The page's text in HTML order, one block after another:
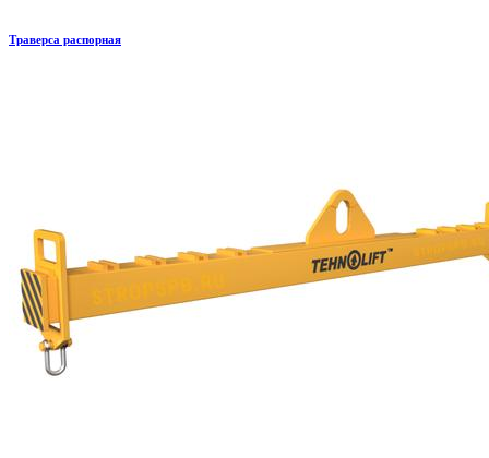
Траверса распорная